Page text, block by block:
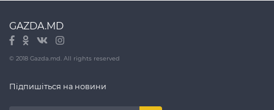
GAZDA.MD
© 2018 Gazda.md. All rights reserved
Підпишіться на новини